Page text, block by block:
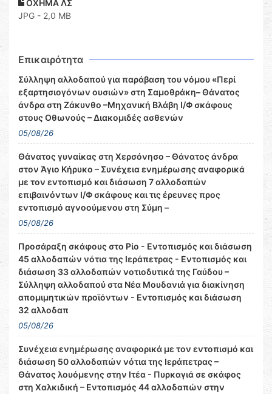
ΟΧΗΜΑ ΛΣ
JPG - 2,0 MB
Επικαιρότητα
Σύλληψη αλλοδαπού για παράβαση του νόμου «Περί
εξαρτησιογόνων ουσιών» στη Σαμοθράκη– Θάνατος
άνδρα στη Ζάκυνθο –Μηχανική Βλάβη Ι/Φ σκάφους
στους Οθωνούς – Διακομιδές ασθενών
05/08/26
Θάνατος γυναίκας στη Χερσόνησο – Θάνατος άνδρα
στον Άγιο Κήρυκο – Συνέχεια ενημέρωσης αναφορικά
με τον εντοπισμό και διάσωση 7 αλλοδαπών
επιβαινόντων Ι/Φ σκάφους και τις έρευνες προς
εντοπισμό αγνοούμενου στη Σύμη –
05/08/26
Προσάραξη σκάφους στο Ρίο - Εντοπισμός και διάσωση
45 αλλοδαπών νότια της Ιεράπετρας - Εντοπισμός και
διάσωση 33 αλλοδαπών νοτιοδυτικά της Γαύδου –
Σύλληψη αλλοδαπού στα Νέα Μουδανιά για διακίνηση
απομιμητικών προϊόντων - Εντοπισμός και διάσωση
32 αλλοδαπ
05/08/26
Συνέχεια ενημέρωσης αναφορικά με τον εντοπισμό και
διάσωση 50 αλλοδαπών νότια της Ιεράπετρας –
Θάνατος λουόμενης στην Ιτέα - Πυρκαγιά σε σκάφος
στη Χαλκιδική – Εντοπισμός 44 αλλοδαπών στην